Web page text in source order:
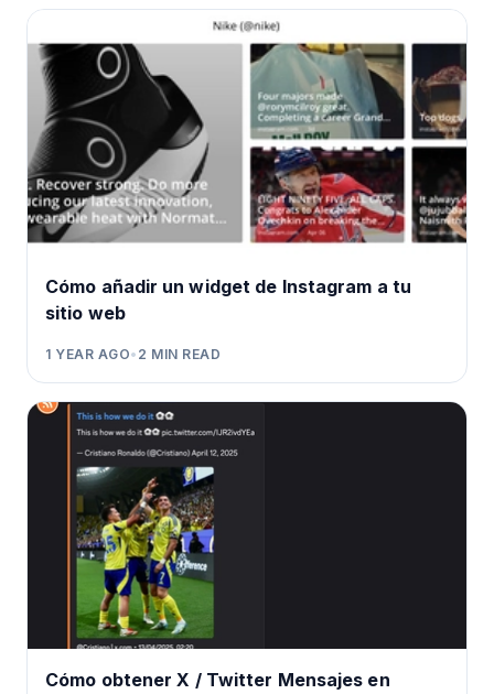
Cómo añadir un widget de Instagram a tu
sitio web
1 YEAR AGO• 2 MIN READ
Cómo obtener X / Twitter Mensajes en